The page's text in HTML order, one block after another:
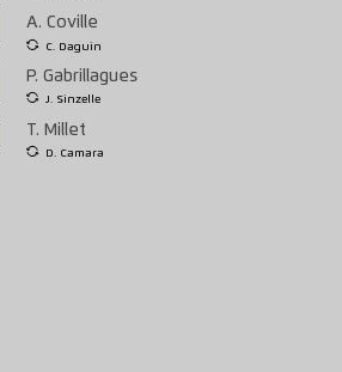
A. Coville
C. Daguin
P. Gabrillagues
J. Sinzelle
T. Millet
D. Camara